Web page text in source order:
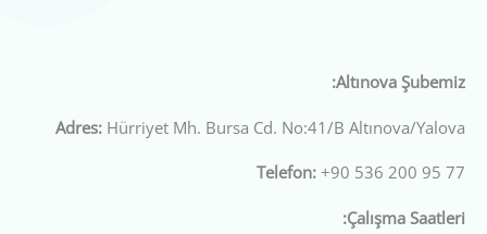
Altınova Şubemiz:
Adres: Hürriyet Mh. Bursa Cd. No:41/B Altınova/Yalova
Telefon: +90 536 200 95 77
Çalışma Saatleri: